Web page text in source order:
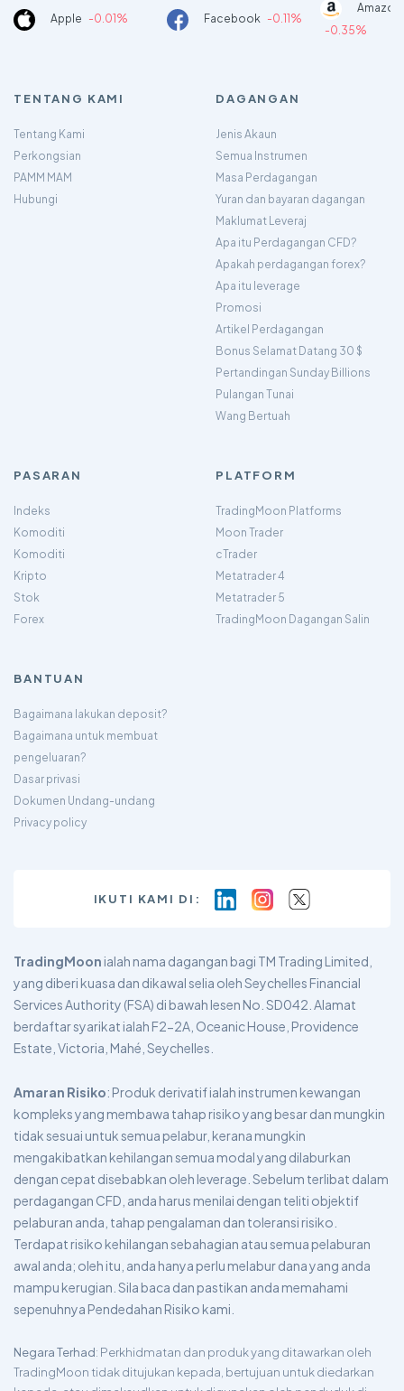
Apple -0.01% Facebook -0.11%
-0.35%
TENTANG KAMI
Tentang Kami
Perkongsian
PAMM MAM
Hubungi
DAGANGAN
Jenis Akaun
Semua Instrumen
Masa Perdagangan
Yuran dan bayaran dagangan
Maklumat Leveraj
Apa itu Perdagangan CFD?
Apakah perdagangan forex?
Apa itu leverage
Promosi
Artikel Perdagangan
Bonus Selamat Datang 30 $
Pertandingan Sunday Billions
Pulangan Tunai
Wang Bertuah
PASARAN
Indeks
Komoditi
Komoditi
Kripto
Stok
Forex
PLATFORM
TradingMoon Platforms
Moon Trader
cTrader
Metatrader 4
Metatrader 5
TradingMoon Dagangan Salin
BANTUAN
Bagaimana lakukan deposit?
Bagaimana untuk membuat
pengeluaran?
Dasar privasi
Dokumen Undang-undang
Privacy policy
IKUTI KAMI DI:
TradingMoon ialah nama dagangan bagi TM Trading Limited,
yang diberi kuasa dan dikawal selia oleh Seychelles Financial
Services Authority (FSA) di bawah lesen No. SD042. Alamat
berdaftar syarikat ialah F2-2A, Oceanic House, Providence
Estate, Victoria, Mahé, Seychelles.
Amaran Risiko: Produk derivatif ialah instrumen kewangan
kompleks yang membawa tahap risiko yang besar dan mungkin
tidak sesuai untuk semua pelabur, kerana mungkin
mengakibatkan kehilangan semua modal yang dilaburkan
dengan cepat disebabkan oleh leverage. Sebelum terlibat dalam
perdagangan CFD, anda harus menilai dengan teliti objektif
pelaburan anda, tahap pengalaman dan toleransi risiko.
Terdapat risiko kehilangan sebahagian atau semua pelaburan
awal anda; oleh itu, anda hanya perlu melabur dana yang anda
mampu kerugian. Sila baca dan pastikan anda memahami
sepenuhnya Pendedahan Risiko kami.
Negara Terhad: Perkhidmatan dan produk yang ditawarkan oleh
TradingMoon tidak ditujukan kepada, bertujuan untuk diedarkan